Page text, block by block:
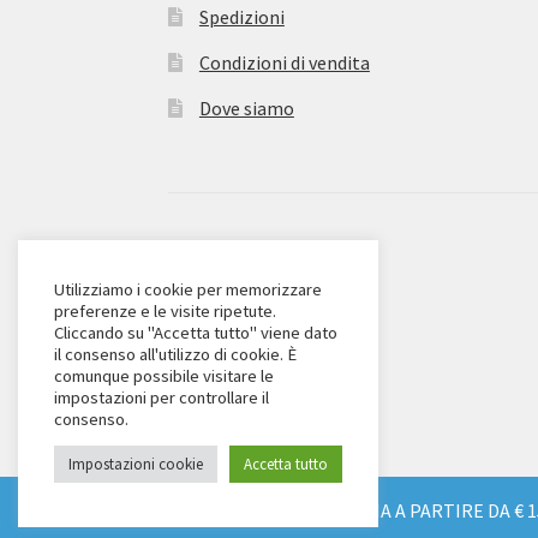
SPEDIZIONE GRATUITA IN TUTTA ITALIA A PARTIRE DA €
Spedizioni
Condizioni di vendita
Dove siamo
Eurodolce Zanieri s.r.l.
Via Alfieri 18
Scandicci (FI)
Tel. 055 2571707
C.F. e P.IVA: 04904430487
Utilizziamo i cookie per memorizzare
preferenze e le visite ripetute.
Cliccando su "Accetta tutto" viene dato
il consenso all'utilizzo di cookie. È
comunque possibile visitare le
impostazioni per controllare il
consenso.
Impostazioni cookie Accetta tutto